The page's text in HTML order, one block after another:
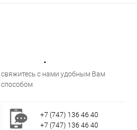
свяжитесь с нами удобным Вам
способом
+7 (747) 136 46 40
+7 (747) 136 46 40